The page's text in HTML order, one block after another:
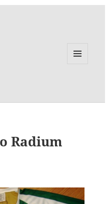
Radium